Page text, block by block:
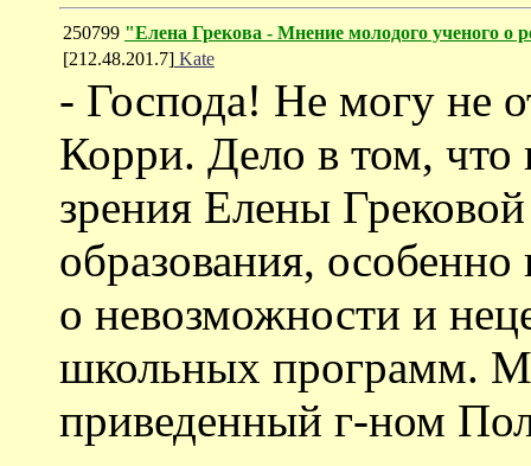
250799 "Елена Грекова - Мнение молодого ученого о
[212.48.201.7] Kate
- Господа! Не могу не
Корри. Дело в том, что
зрения Елены
образования, особенно
о невозможности и
школьных программ.
приведенный г-ном